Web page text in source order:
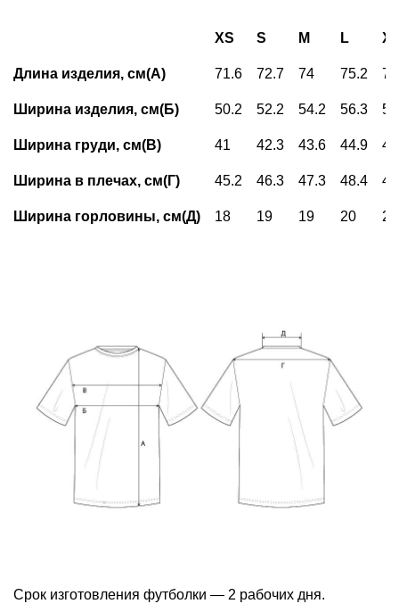
XS S M L
Длина изделия, см(А) 71.6 72.7 74 75.2
Ширина изделия, см(Б) 50.2 52.2 54.2 56.3
Ширина груди, см(В) 41 42.3 43.6 44.9
Ширина в плечах, см(Г) 45.2 46.3 47.3 48.4
Ширина горловины, см(Д) 18 19 19 20 20
Срок изготовления футболки — 2 рабочих дня.